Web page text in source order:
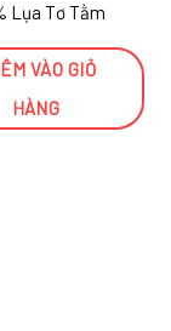
Lụa Tơ Tằm
VÀO GIỎ
HÀNG